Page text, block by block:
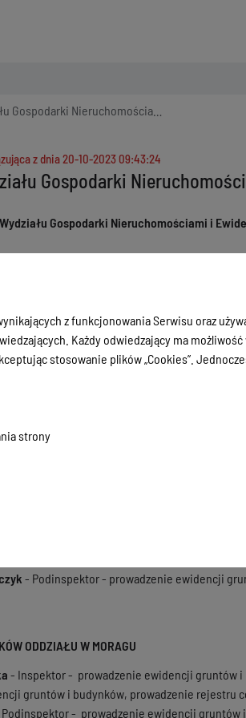
Nieruchomościami i Ewidencji Gruntów
z dnia20-10-2023 09:43:24
Gospodarki
Gospodarki Nieruchomościami i
– Inspektor – gospodarka nieruchomościami
tel. 89 642-98-56
– Inspektor – gospodarka
Dąbrówno, pok. nr 325, tel. 89 642-98-56
–Geodeta -prowadzenie ewidencji gruntów i
89 642-98-37,
- Podinspektor - prowadzenie ewidencji
ODDZIAŁU W MORAGU
- Inspektor - prowadzenie ewidencji gruntów i
gruntów i budynków, prowadzenie rejestru
- prowadzenie ewidencji gruntów i
z funkcjonowania Serwisu oraz
Każdy odwiedzający ma
stosowanie plików „Cookies”.
strony